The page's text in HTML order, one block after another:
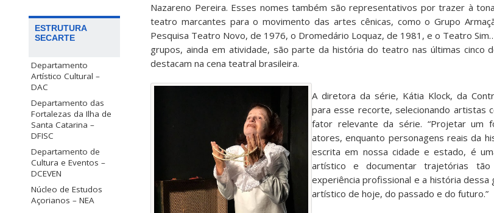
ESTRUTURA
SECARTE
Departamento
Artístico Cultural –
DAC
Departamento das
Fortalezas da Ilha de
Santa Catarina –
DFISC
Departamento de
Cultura e Eventos –
DCEVEN
Núcleo de Estudos
Açorianos – NEA
Nazareno Pereira. Esses nomes também são representativos por trazer à
teatro marcantes para o movimento das artes cênicas, como o Grupo
Pesquisa Teatro Novo, de 1976, o Dromedário Loquaz, de 1981, e o Teatro
grupos, ainda em atividade, são parte da história do teatro nas últimas cinco
destacam na cena teatral brasileira.
A diretora da série, Kátia Klock, da
para esse recorte, selecionando artistas
fator relevante da série. “Projetar um
atores, enquanto personagens reais da
escrita em nossa cidade e estado, é
artístico e documentar trajetórias
experiência profissional e a história
artístico de hoje, do passado e do futuro.”